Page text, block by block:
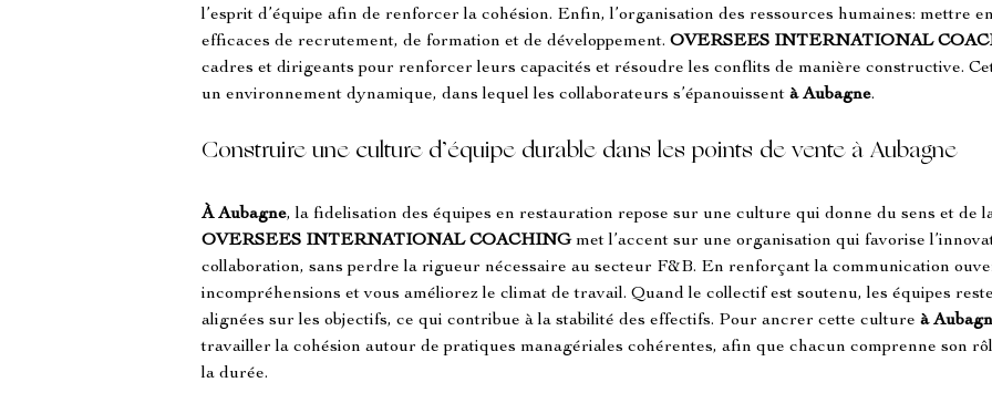
l’esprit d’équipe afin de renforcer la cohésion. Enfin, l’organisation des ressources humaines: mettre
efficaces de recrutement, de formation et de développement. OVERSEES INTERNATIONAL
cadres et dirigeants pour renforcer leurs capacités et résoudre les conflits de manière constructive.
un environnement dynamique, dans lequel les collaborateurs s’épanouissent à Aubagne.
Construire une culture d’équipe durable dans les points de vente à Aubagne
À Aubagne, la fidelisation des équipes en restauration repose sur une culture qui donne du sens et de
OVERSEES INTERNATIONAL COACHING met l’accent sur une organisation qui favorise
collaboration, sans perdre la rigueur nécessaire au secteur F&B. En renforçant la communication
incompréhensions et vous améliorez le climat de travail. Quand le collectif est soutenu, les équipes
alignées sur les objectifs, ce qui contribue à la stabilité des effectifs. Pour ancrer cette culture à
travailler la cohésion autour de pratiques managériales cohérentes, afin que chacun comprenne son
la durée.